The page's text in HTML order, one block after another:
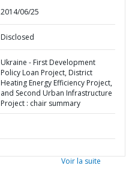
2014/06/25
Disclosed
Ukraine - First Development
Policy Loan Project, District
Heating Energy Efficiency Project,
and Second Urban Infrastructure
Project : chair summary
Voir la suite